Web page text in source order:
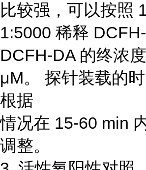
比较强，可以按照
1:5000 稀释
DCFH-DA 的终浓
μM。 探针装载的
根据
情况在 15-60 min
调整。